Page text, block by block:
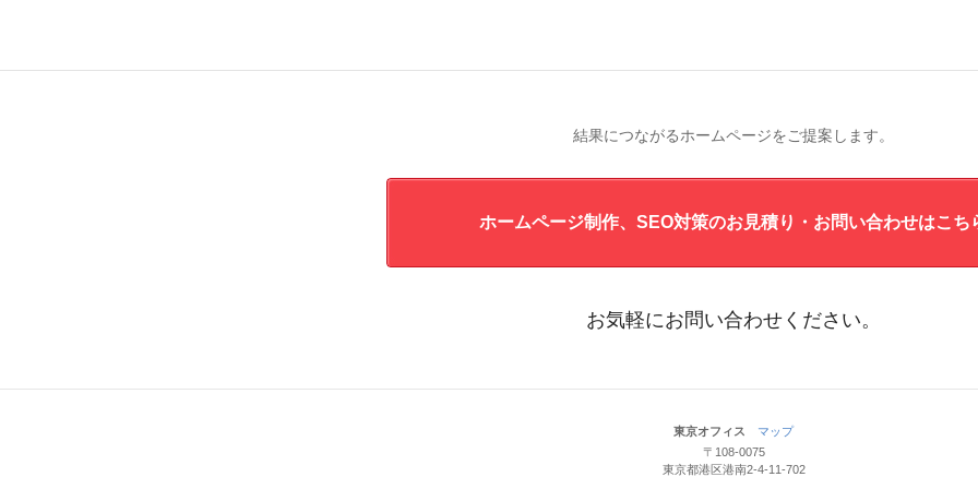
結果につながるホームページをご提案します。
ホームページ制作、SEO対策のお見積り・お問い合わせはこち
お気軽にお問い合わせください。
東京オフィス
マップ
〒108-0075
東京都港区港南2-4-11-702